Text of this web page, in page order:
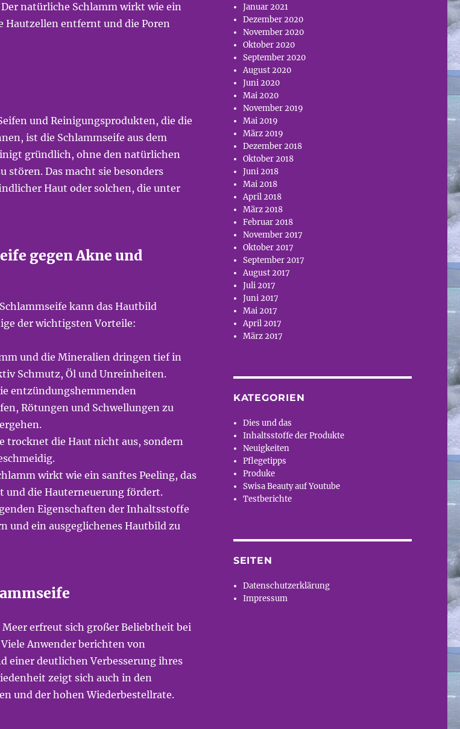
natürliche Schlamm wirkt wie ein
Hautzellen entfernt und die Poren
und Reinigungsprodukten, die die
ist die Schlammseife aus dem
gründlich, ohne den natürlichen
stören. Das macht sie besonders
Haut oder solchen, die unter
gegen Akne und
kann das Hautbild
der wichtigsten Vorteile:
und die Mineralien dringen tief in
Schmutz, Öl und Unreinheiten.
entzündungshemmenden
Rötungen und Schwellungen zu
trocknet die Haut nicht aus, sondern
wirkt wie ein sanftes Peeling, das
und die Hauterneuerung fördert.
Eigenschaften der Inhaltsstoffe
ein ausgeglichenes Hautbild zu
erfreut sich großer Beliebtheit bei
Anwender berichten von
einer deutlichen Verbesserung ihres
zeigt sich auch in den
und der hohen Wiederbestellrate.
Januar 2021
Dezember 2020
November 2020
Oktober 2020
September 2020
August 2020
Juni 2020
Mai 2020
November 2019
Mai 2019
März 2019
Dezember 2018
Oktober 2018
Juni 2018
Mai 2018
April 2018
März 2018
Februar 2018
November 2017
Oktober 2017
September 2017
August 2017
Juli 2017
Juni 2017
Mai 2017
April 2017
März 2017
KATEGORIEN
Dies und das
Inhaltsstoffe der Produkte
Neuigkeiten
Pflegetipps
Produke
Swisa Beauty auf Youtube
Testberichte
SEITEN
Datenschutzerklärung
Impressum